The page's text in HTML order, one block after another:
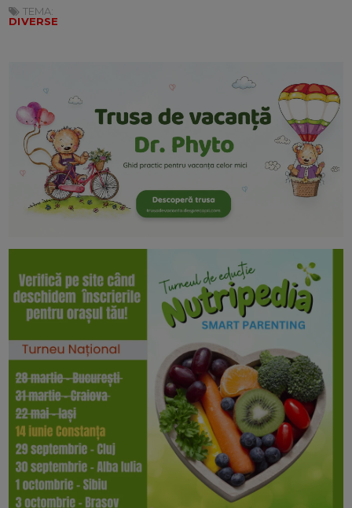
TEMA:
DIVERSE